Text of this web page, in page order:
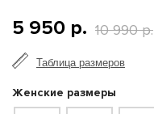
5 950 р. 10 990 р.
Таблица размеров
Женские размеры